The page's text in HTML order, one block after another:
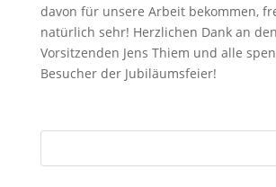
davon für unsere Arbeit bekommen,
natürlich sehr! Herzlichen Dank an
Vorsitzenden Jens Thiem und alle
Besucher der Jubiläumsfeier!